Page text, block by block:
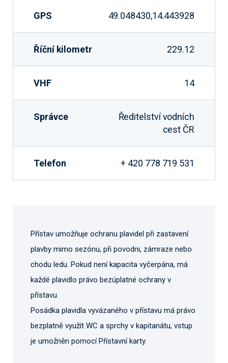
GPS 49.048430,14.443928
Říční kilometr 229.12
VHF 14
Správce
Ředitelství vodních
cest ČR
Telefon + 420 778 719 531
Přístav umožňuje ochranu plavidel při zastavení
plavby mimo sezónu, při povodni, zámraze nebo
chodu ledu. Pokud není kapacita vyčerpána, má
každé plavidlo právo bezúplatné ochrany v
přístavu.
Posádka plavidla vyvázaného v přístavu má právo
bezplatně využít WC a sprchy v kapitanátu, vstup
je umožněn pomocí Přístavní karty.